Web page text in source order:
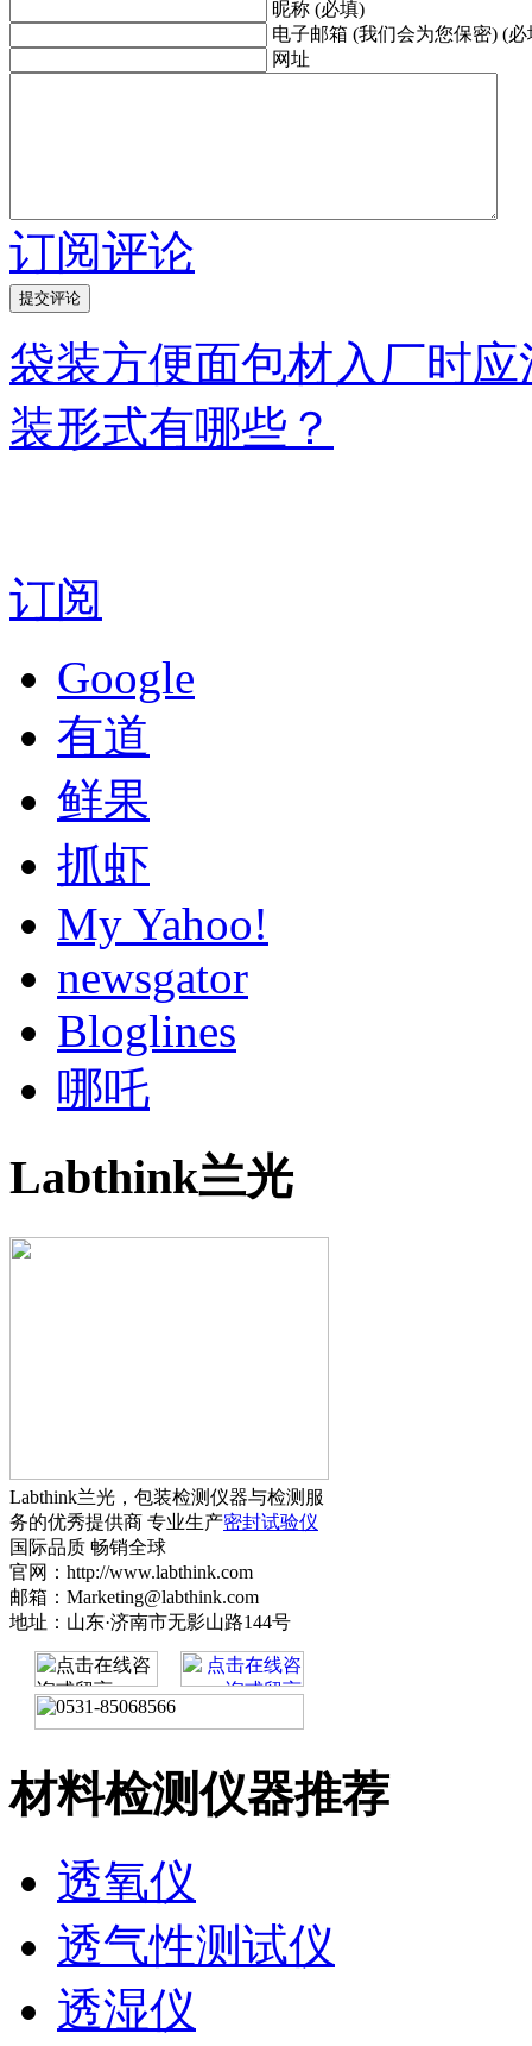
昵称 (必填)
电子邮箱 (我们会为您保密) (必
网址
订阅评论
袋装方便面包材入厂时
装形式有哪些？
订阅
Google
有道
鲜果
抓虾
My Yahoo!
newsgator
Bloglines
哪吒
Labthink兰光
Labthink兰光，包装检测仪器与检测服
务的优秀提供商 专业生产密封试验仪
国际品质 畅销全球
官网：http://www.labthink.com
邮箱：Marketing@labthink.com
地址：山东·济南市无影山路144号
材料检测仪器推荐
透氧仪
透气性测试仪
透湿仪